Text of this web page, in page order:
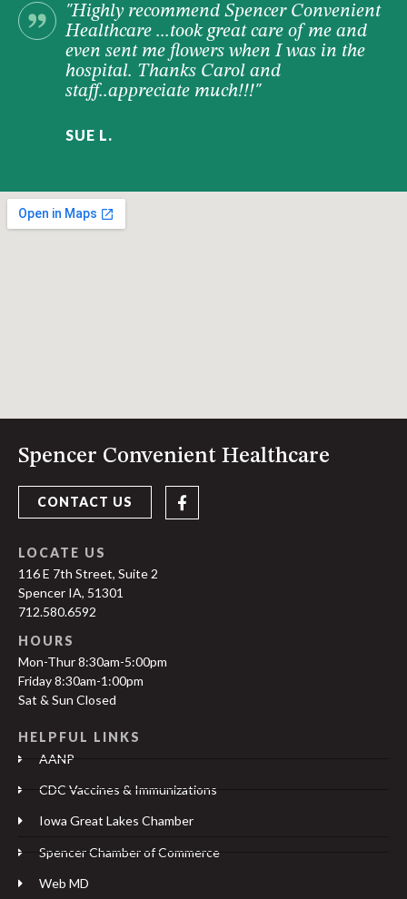
"Highly recommend Spencer Convenient
Healthcare ...took great care of me and
even sent me flowers when I was in the
hospital. Thanks Carol and
staff..appreciate much!!!"
SUE L.
Spencer Convenient Healthcare
CONTACT US
LOCATE US
116 E 7th Street, Suite 2
Spencer IA, 51301
712.580.6592
HOURS
Mon-Thur 8:30am-5:00pm
Friday 8:30am-1:00pm
Sat & Sun Closed
HELPFUL LINKS
AANP
CDC Vaccines & Immunizations
Iowa Great Lakes Chamber
Spencer Chamber of Commerce
Web MD